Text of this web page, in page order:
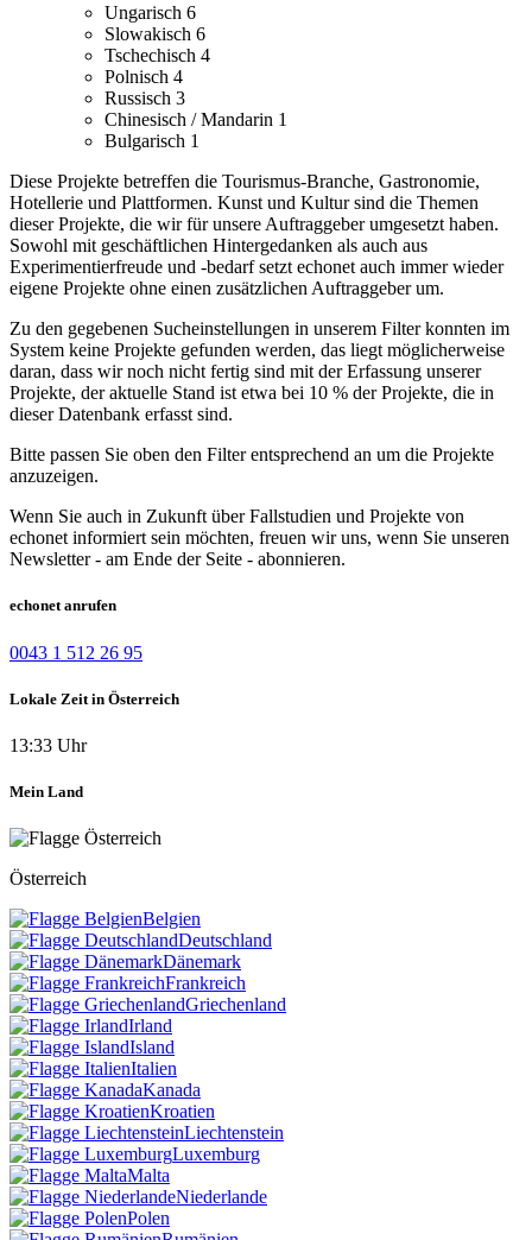
Ungarisch 6
Slowakisch 6
Tschechisch 4
Polnisch 4
Russisch 3
Chinesisch / Mandarin 1
Bulgarisch 1
Diese Projekte betreffen die Tourismus-Branche, Gastronomie,
Hotellerie und Plattformen. Kunst und Kultur sind die Themen
dieser Projekte, die wir für unsere Auftraggeber umgesetzt haben.
Sowohl mit geschäftlichen Hintergedanken als auch aus
Experimentierfreude und -bedarf setzt echonet auch immer wieder
eigene Projekte ohne einen zusätzlichen Auftraggeber um.
Zu den gegebenen Sucheinstellungen in unserem Filter konnten im
System keine Projekte gefunden werden, das liegt möglicherweise
daran, dass wir noch nicht fertig sind mit der Erfassung unserer
Projekte, der aktuelle Stand ist etwa bei 10 % der Projekte, die in
dieser Datenbank erfasst sind.
Bitte passen Sie oben den Filter entsprechend an um die Projekte
anzuzeigen.
Wenn Sie auch in Zukunft über Fallstudien und Projekte von
echonet informiert sein möchten, freuen wir uns, wenn Sie unseren
Newsletter - am Ende der Seite - abonnieren.
echonet anrufen
0043 1 512 26 95
Lokale Zeit in Österreich
13:33 Uhr
Mein Land
Österreich
Belgien
Deutschland
Dänemark
Frankreich
Griechenland
Irland
Island
Italien
Kanada
Kroatien
Liechtenstein
Luxemburg
Malta
Niederlande
Polen